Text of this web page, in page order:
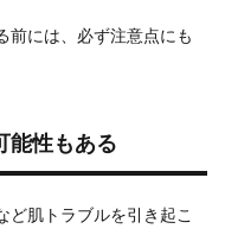
前には、必ず注意点にも
能性もある
ど肌トラブルを引き起こ